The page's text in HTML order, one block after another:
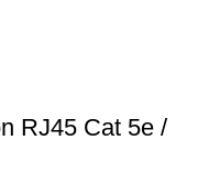
RJ45 Cat 5e /